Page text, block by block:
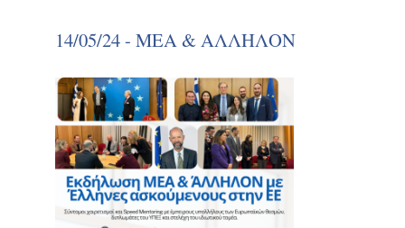
14/05/24 - ΜΕΑ & ΑΛΛΗΛΟΝ